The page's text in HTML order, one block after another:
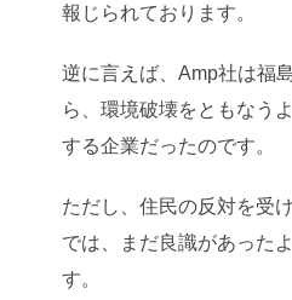
報じられております。
逆に言えば、Amp社は福
ら、環境破壊をともなう
する企業だったのです。
ただし、住民の反対を受
では、まだ良識があった
す。